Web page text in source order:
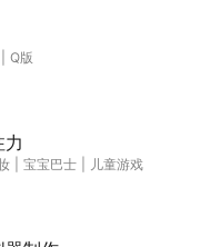
Q版
宝宝巴士
儿童游戏